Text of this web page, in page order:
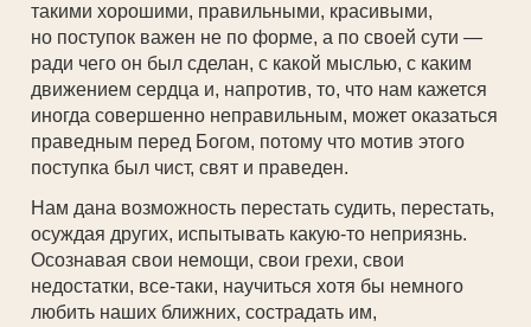
такими хорошими, правильными, красивыми,
но поступок важен не по форме, а по своей сути —
ради чего он был сделан, с какой мыслью, с каким
движением сердца и, напротив, то, что нам кажется
иногда совершенно неправильным, может оказаться
праведным перед Богом, потому что мотив этого
поступка был чист, свят и праведен.
Нам дана возможность перестать судить, перестать,
осуждая других, испытывать какую-то неприязнь.
Осознавая свои немощи, свои грехи, свои
недостатки, все-таки, научиться хотя бы немного
любить наших ближних, сострадать им,